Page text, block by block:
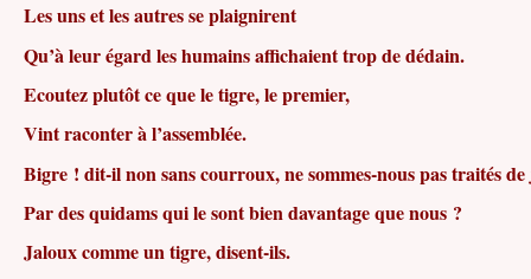
Les uns et les autres se plaignirent
Qu’à leur égard les humains affichaient trop de dédain.
Ecoutez plutôt ce que le tigre, le premier,
Vint raconter à l’assemblée.
Bigre ! dit-il non sans courroux, ne sommes-nous pas traités
Par des quidams qui le sont bien davantage que nous ?
Jaloux comme un tigre, disent-ils.